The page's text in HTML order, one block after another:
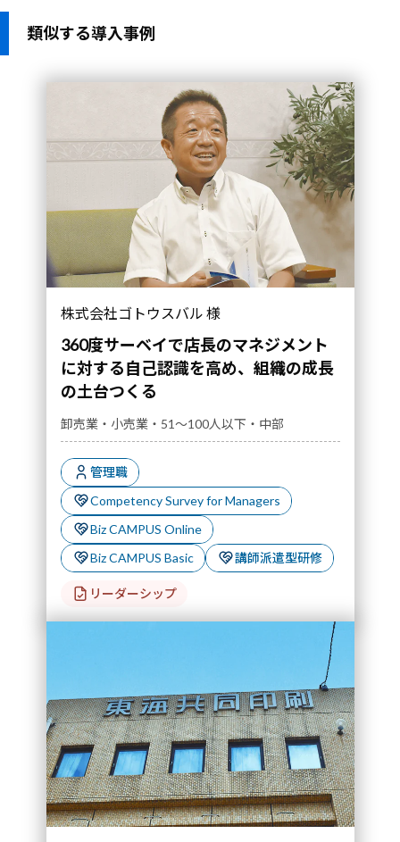
類似する導入事例
株式会社ゴトウスバル 様
360度サーベイで店長のマネジメント
に対する自己認識を高め、 組織の成長
の土台つくる
卸売業・小売業・51～100人以下・中部
管理職
Competency Survey for Managers
Biz CAMPUS Online
Biz CAMPUS Basic
講師派遣型研修
リーダーシップ